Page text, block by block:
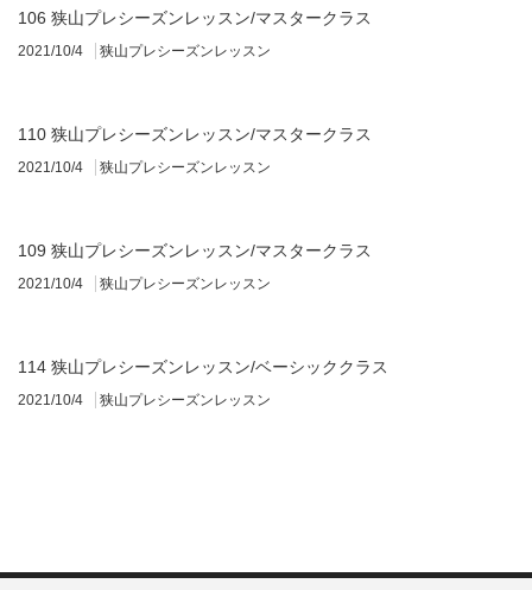
106 狭山プレシーズンレッスン/マスタークラス
2021/10/4 狭山プレシーズンレッスン
110 狭山プレシーズンレッスン/マスタークラス
2021/10/4 狭山プレシーズンレッスン
109 狭山プレシーズンレッスン/マスタークラス
2021/10/4 狭山プレシーズンレッスン
114 狭山プレシーズンレッスン/ベーシッククラス
2021/10/4 狭山プレシーズンレッスン